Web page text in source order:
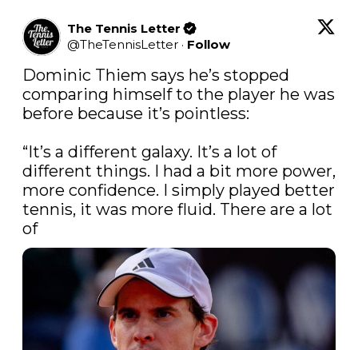
The Tennis Letter
@TheTennisLetter · Follow
Dominic Thiem says he’s stopped
comparing himself to the player he was
before because it’s pointless:
“It’s a different galaxy. It’s a lot of
different things. I had a bit more power,
more confidence. I simply played better
tennis, it was more fluid. There are a lot
of